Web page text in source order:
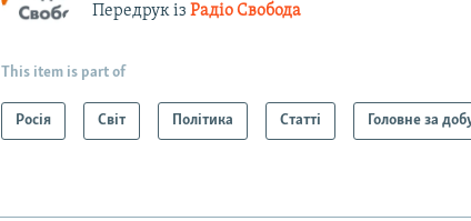
Передрук ізРадіо Свобода
This item is part of
Росія Світ Політика Статті Головне за